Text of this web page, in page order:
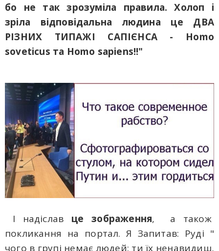
бо не так зрозуміла правила. Холоп і
зріла відповідальна людина це ДВА
РІЗНИХ ТИПАЖІ САПІЄНСА - Homo
soveticus та Homo sapiens!!"
І надіслав це зображення, а також
покликання на портал. Я Запитав: Руді "
чого в групі немає людей: ти їх ненавидиш,